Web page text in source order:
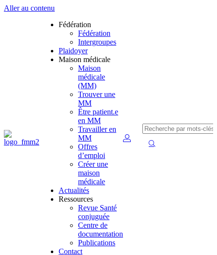
Aller au contenu
Fédération
Fédération
Intergroupes
Plaidoyer
Maison médicale
Maison
médicale
(MM)
Trouver une
MM
Être patient.e
en MM
Travailler en
MM
Offres
d’emploi
Créer une
maison
médicale
Actualités
Ressources
Revue Santé
conjuguée
Centre de
documentation
Publications
Contact